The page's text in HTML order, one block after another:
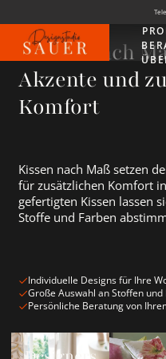
Kissen nach
Akzente und
Komfort
Kissen nach Maß setzen
für zusätzlichen Komfort
gefertigten Kissen lassen
Stoffe und Farben
Individuelle Designs für Ihre
Große Auswahl an Stoffen und
Persönliche Beratung von
Designers Guild Kissen
Florale